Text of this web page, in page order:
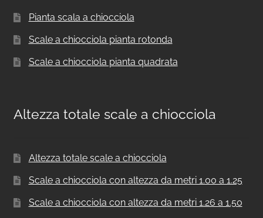
Pianta scala a chiocciola
Scale a chiocciola pianta rotonda
Scale a chiocciola pianta quadrata
Altezza totale scale a chiocciola
Altezza totale scale a chiocciola
Scale a chiocciola con altezza da metri 1.00 a 1.25
Scale a chiocciola con altezza da metri 1.26 a 1.50